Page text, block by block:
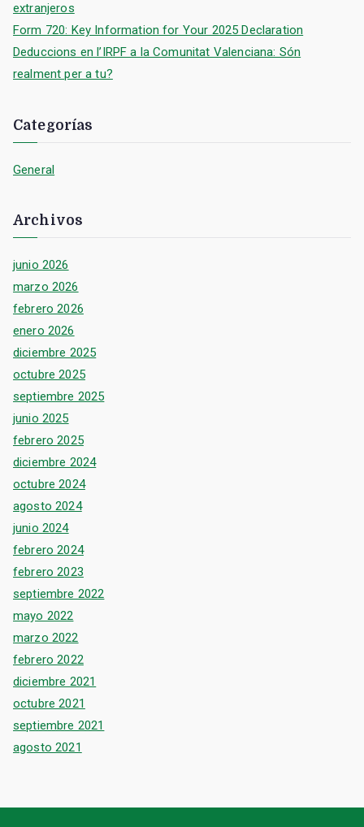
extranjeros
Form 720: Key Information for Your 2025 Declaration
Deduccions en l’IRPF a la Comunitat Valenciana: Són
realment per a tu?
Categorías
General
Archivos
junio 2026
marzo 2026
febrero 2026
enero 2026
diciembre 2025
octubre 2025
septiembre 2025
junio 2025
febrero 2025
diciembre 2024
octubre 2024
agosto 2024
junio 2024
febrero 2024
febrero 2023
septiembre 2022
mayo 2022
marzo 2022
febrero 2022
diciembre 2021
octubre 2021
septiembre 2021
agosto 2021